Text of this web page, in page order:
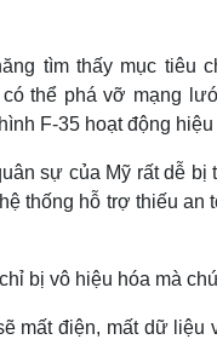
tìm thấy mục tiêu
thể phá vỡ mạng
F-35 hoạt động
sự của Mỹ rất dễ
thống hỗ trợ thiếu an
bị vô hiệu hóa mà
mất điện, mất dữ